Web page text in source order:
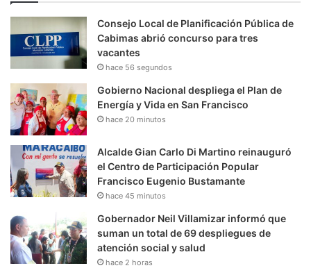
Consejo Local de Planificación Pública de
Cabimas abrió concurso para tres
vacantes
hace 56 segundos
Gobierno Nacional despliega el Plan de
Energía y Vida en San Francisco
hace 20 minutos
Alcalde Gian Carlo Di Martino reinauguró
el Centro de Participación Popular
Francisco Eugenio Bustamante
hace 45 minutos
Gobernador Neil Villamizar informó que
suman un total de 69 despliegues de
atención social y salud
hace 2 horas